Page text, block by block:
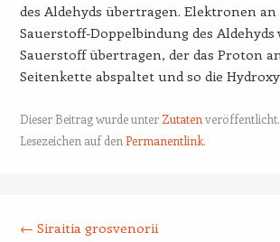
des Aldehyds übertragen. Elektronen
Sauerstoff-Doppelbindung des Aldehyds
Sauerstoff übertragen, der das Proton
Seitenkette abspaltet und so die
Dieser Beitrag wurde unter Zutaten veröffentlicht.
Lesezeichen auf den Permanentlink.
← Siraitia grosvenorii